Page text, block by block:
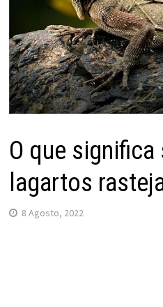
O que
lagartos
8 Agosto, 2022